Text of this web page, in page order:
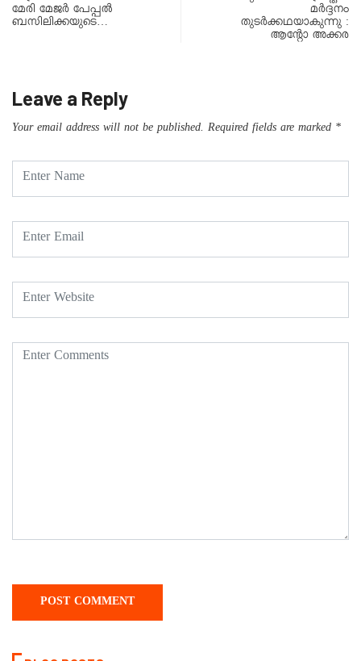
മേരി മേജര്‍ പേപ്പല്‍
ബസിലിക്കയുടെ…
മർദ്ദനം
തുടർക്കഥയാകുന്നു :
ആൻ്റോ അക്കര
Leave a Reply
Your email address will not be published. Required fields are marked *